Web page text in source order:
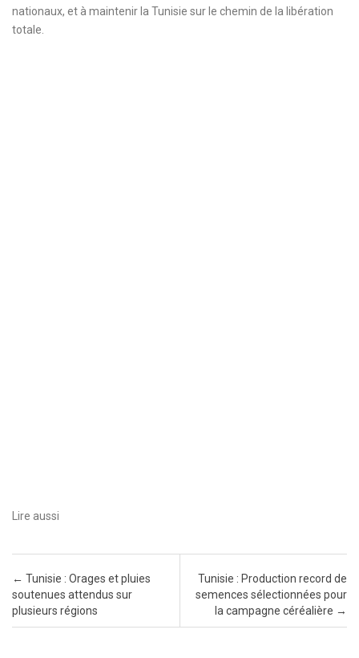
nationaux, et à maintenir la Tunisie sur le chemin de la libération
totale.
Lire aussi
Post navigation
← Tunisie : Orages et pluies
soutenues attendus sur
plusieurs régions
Tunisie : Production record de
semences sélectionnées pour
la campagne céréalière →